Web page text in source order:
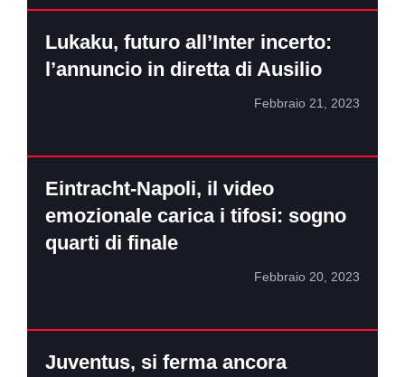
Lukaku, futuro all’Inter incerto:
l’annuncio in diretta di Ausilio
Febbraio 21, 2023
Eintracht-Napoli, il video
emozionale carica i tifosi: sogno
quarti di finale
Febbraio 20, 2023
Juventus, si ferma ancora